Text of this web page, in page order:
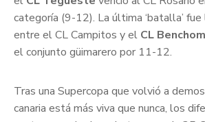
categoría (9-12). La última ‘batalla’ fue
entre el CL Campitos y el CL
el conjunto güimarero por 11-12.
Tras una Supercopa que volvió a
canaria está más viva que nunca, los